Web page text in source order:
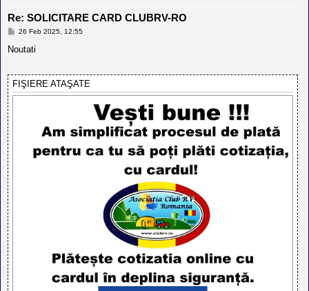
Re: SOLICITARE CARD CLUBRV-RO
M
s
26 Feb 2025, 12:55
Noutati
FIŞIERE ATAŞATE